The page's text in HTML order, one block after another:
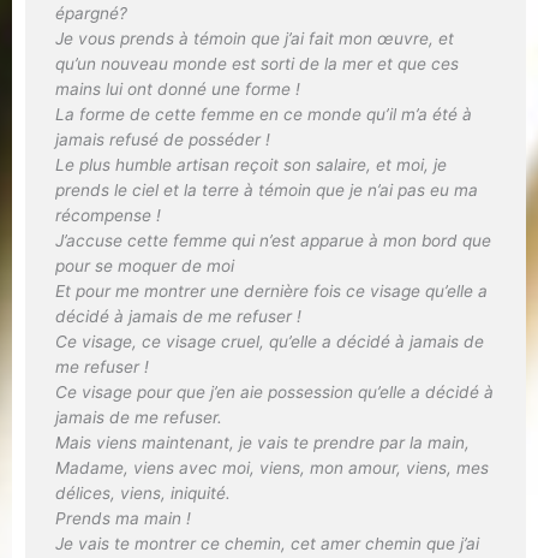
épargné?
Je vous prends à témoin que j’ai fait mon œuvre, et
qu’un nouveau monde est sorti de la mer et que ces
mains lui ont donné une forme !
La forme de cette femme en ce monde qu’il m’a été à
jamais refusé de posséder !
Le plus humble artisan reçoit son salaire, et moi, je
prends le ciel et la terre à témoin que je n’ai pas eu ma
récompense !
J’accuse cette femme qui n’est apparue à mon bord que
pour se moquer de moi
Et pour me montrer une dernière fois ce visage qu’elle a
décidé à jamais de me refuser !
Ce visage, ce visage cruel, qu’elle a décidé à jamais de
me refuser !
Ce visage pour que j’en aie possession qu’elle a décidé à
jamais de me refuser.
Mais viens maintenant, je vais te prendre par la main,
Madame, viens avec moi, viens, mon amour, viens, mes
délices, viens, iniquité.
Prends ma main !
Je vais te montrer ce chemin, cet amer chemin que j’ai